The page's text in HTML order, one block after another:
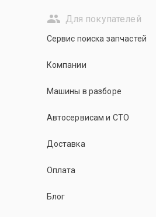
Для покупателей
Сервис поиска запчастей
Компании
Машины в разборе
Автосервисам и СТО
Доставка
Оплата
Блог